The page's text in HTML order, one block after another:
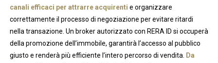
canali efficaci per attrarre acquirenti e organizzare
correttamente il processo di negoziazione per evitare ritardi
nella transazione. Un broker autorizzato con RERA ID si occuperà
della promozione dell’immobile, garantirà l’accesso al pubblico
giusto e renderà più efficiente l’intero percorso di vendita. Da